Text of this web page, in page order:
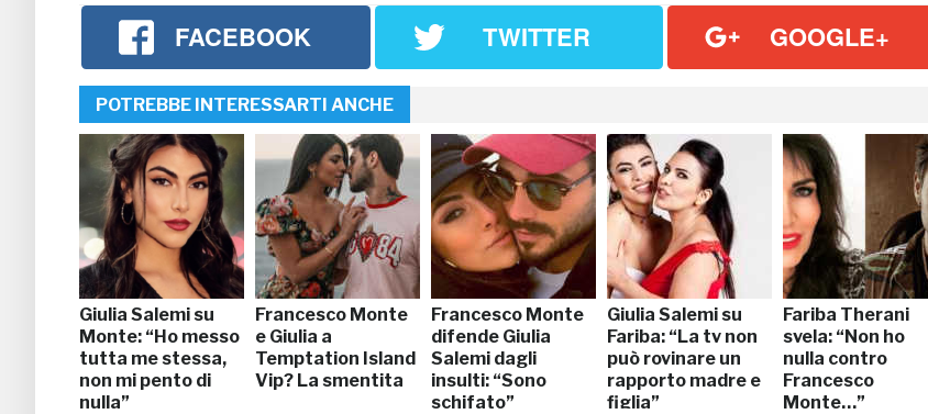
FACEBOOK TWITTER GOOGLE+
POTREBBE INTERESSARTI ANCHE
Giulia Salemi su
Monte: “Ho messo
tutta me stessa,
non mi pento di
nulla”
Francesco Monte
e Giulia a
Temptation Island
Vip? La smentita
Francesco Monte
difende Giulia
Salemi dagli
insulti: “Sono
schifato”
Giulia Salemi su
Fariba: “La tv non
può rovinare un
rapporto madre e
figlia”
Fariba Therani
svela: “Non ho
nulla contro
Francesco
Monte…”